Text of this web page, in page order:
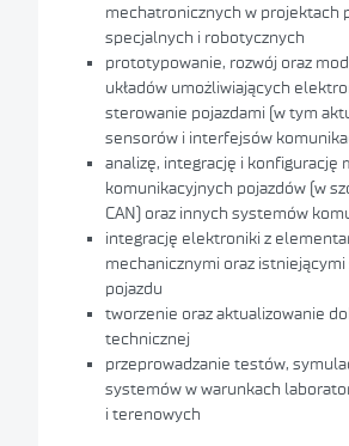
mechatronicznych w projektach
specjalnych i robotycznych
prototypowanie, rozwój oraz
układów umożliwiających
sterowanie pojazdami (w tym
sensorów i interfejsów
analizę, integrację i konfigurację
komunikacyjnych pojazdów (w
CAN) oraz innych systemów
integrację elektroniki z
mechanicznymi oraz
pojazdu
tworzenie oraz aktualizowanie
technicznej
przeprowadzanie testów,
systemów w warunkach
i terenowych